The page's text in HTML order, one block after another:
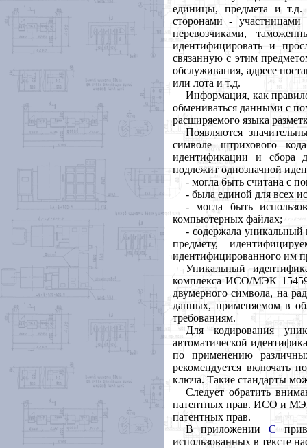
единицы, предмета и т.д.
сторонами - участницами
перевозчиками,
идентифицировать и
связанную с этим
обслуживания, адресе
или лота и т.д.
Информация, как
обмениваться данными с
расширяемого языка
Появляются
символе штрихового
идентификации и сбора
подлежит однозначной
- могла быть считана с
- была единой для всех
- могла быть
компьютерных файлах;
- содержала уникальный
предмету,
идентифицированного им
Уникальный
комплекса ИСО/МЭК 15459
двумерного символа, на
данных, применяемом в
требованиям.
Для кодирования
автоматической
по применению
рекомендуется включать
ключа. Такие стандарты
Следует обратить
патентных прав. ИСО и
патентных прав.
В приложенииС
использованных в тексте